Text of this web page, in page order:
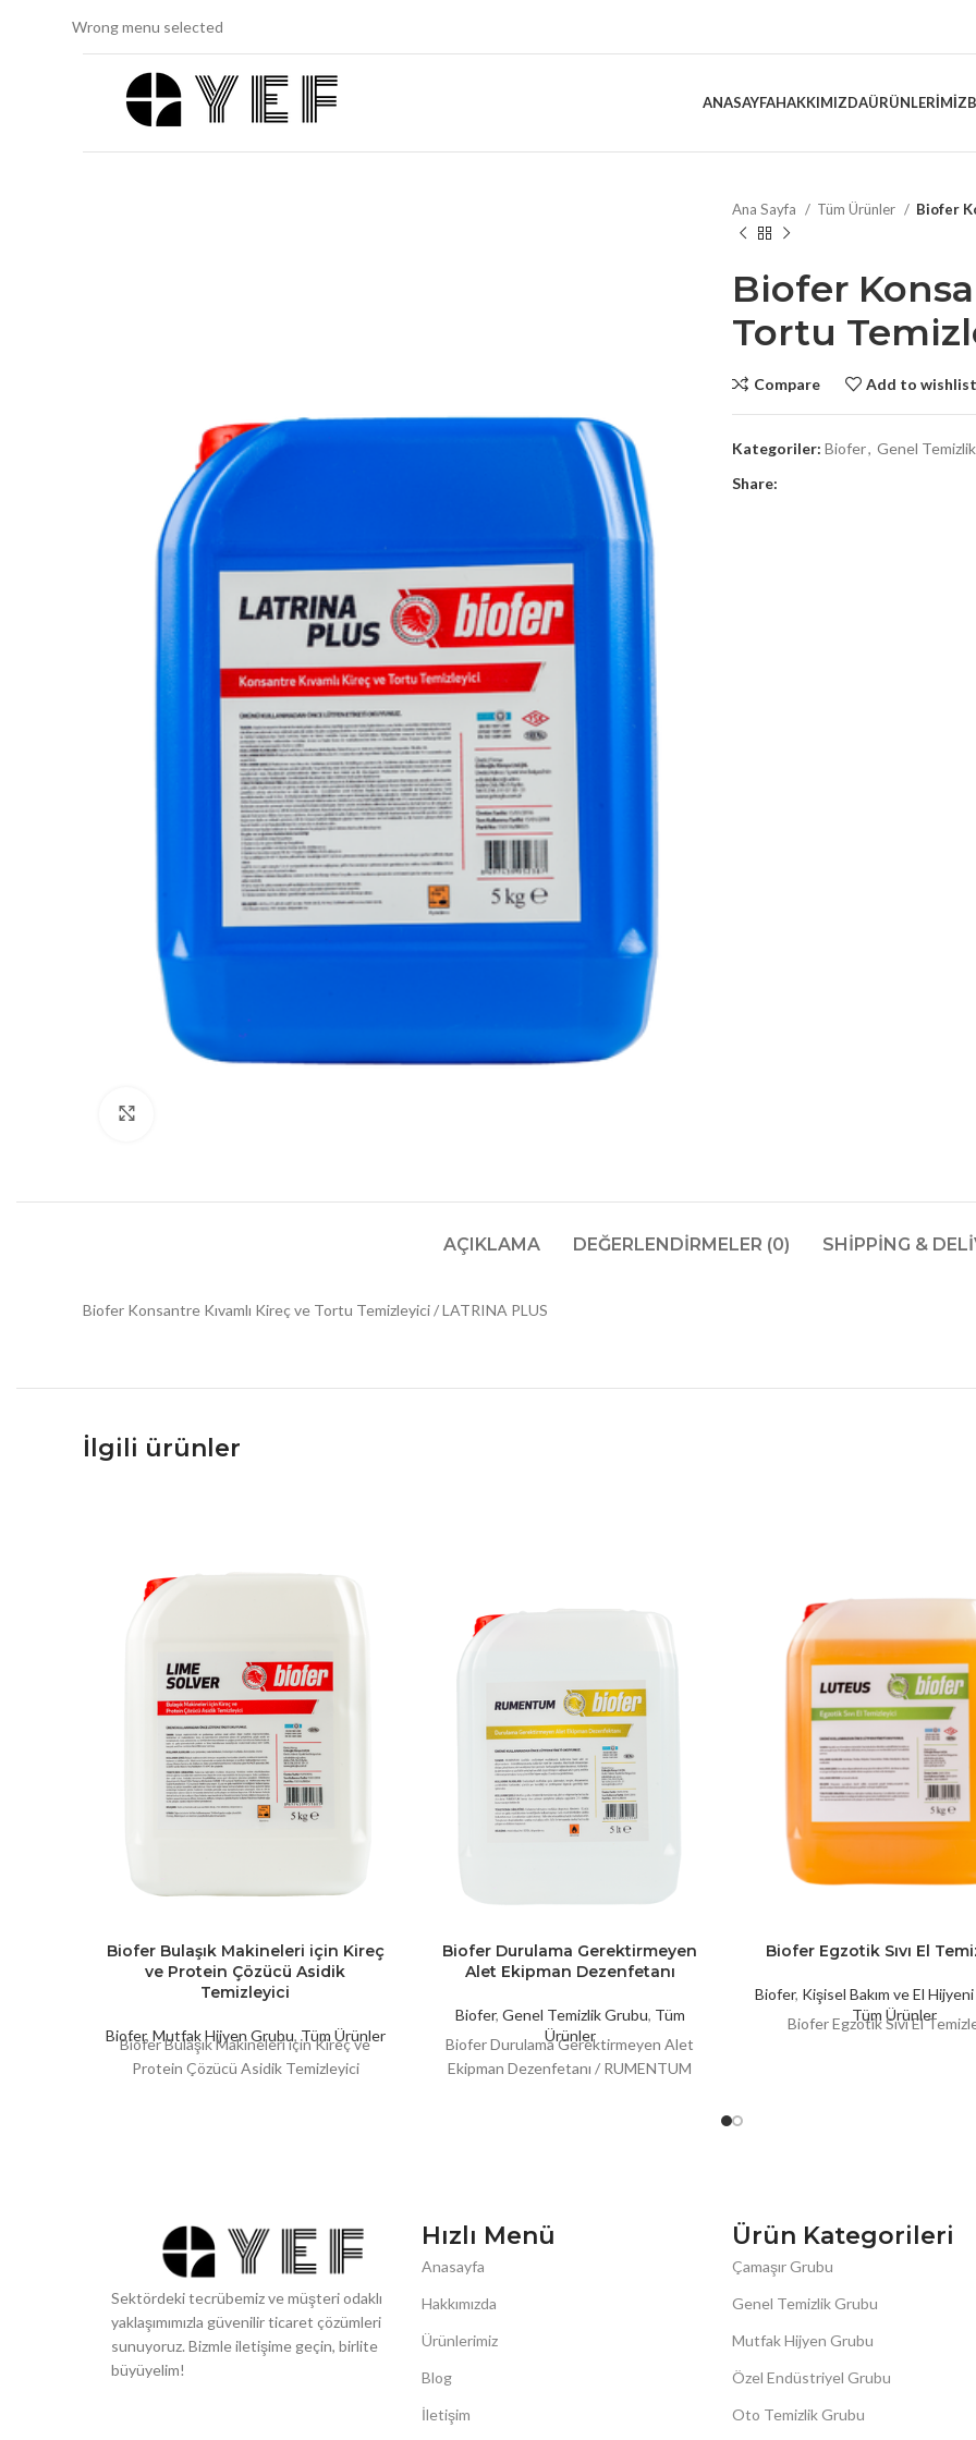
Wrong menu selected
ANASAYFAHAKKIMIZDAÜRÜNLERIMIZ
Ana Sayfa Tüm Ürünler Biofer
Biofer
Tortu
Compare Add to wishlist
Kategoriler: Biofer, Genel
Share:
AÇIKLAMA DEĞERLENDIRMELER (0) SHIPPING &
Biofer Konsantre Kıvamlı Kireç ve Tortu Temizleyici / LATRINA PLUS
İlgili ürünler
Biofer Bulaşık Makineleri için Kireç
ve Protein Çözücü Asidik
Temizleyici
Biofer, Mutfak Hijyen Grubu, Tüm Ürünler
Biofer Bulaşık Makineleri için Kireç ve
Protein Çözücü Asidik Temizleyici
Biofer Durulama Gerektirmeyen
Alet Ekipman Dezenfetanı
Biofer, Genel Temizlik Grubu, Tüm
Ürünler
Biofer Durulama Gerektirmeyen Alet
Ekipman Dezenfetanı / RUMENTUM
Biofer Egzotik Sıvı El
Biofer, Kişisel Bakım ve El
Tüm Ürünler
Biofer Egzotik Sıvı El
Sektördeki tecrübemiz ve müşteri odaklı
yaklaşımımızla güvenilir ticaret çözümleri
sunuyoruz. Bizmle iletişime geçin, birlite
büyüyelim!
Hızlı Menü
Anasayfa
Hakkımızda
Ürünlerimiz
Blog
İletişim
Ürün Kategorileri
Çamaşır Grubu
Genel Temizlik Grubu
Mutfak Hijyen Grubu
Özel Endüstriyel Grubu
Oto Temizlik Grubu